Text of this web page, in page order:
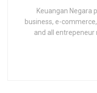
Keuangan Negara
business, e-
and all entrepeneur